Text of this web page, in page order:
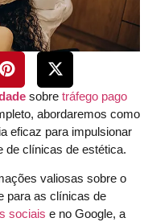
sobre tráfego pago
abordaremos como
eficaz para impulsionar
de clínicas de estética.
valiosas sobre o
para as clínicas de
sociais e no Google, a